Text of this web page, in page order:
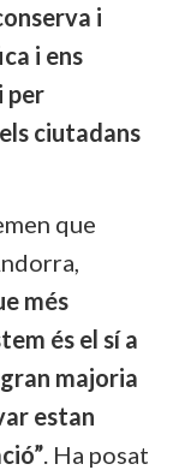
i
i ens
per
ciutadans
que
més
és el sí a
majoria
estan
. Ha posat